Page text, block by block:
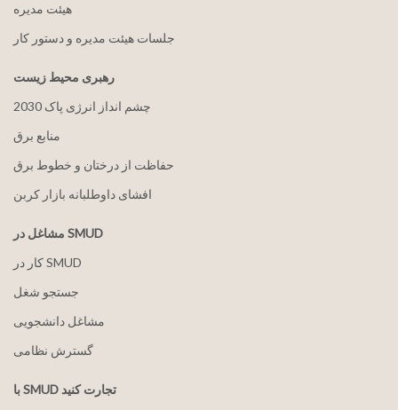
هيئت مدیره
جلسات هیئت مدیره و دستور کار
رهبری محیط زیست
2030 چشم انداز انرژی پاک
منابع برق
حفاظت از درختان و خطوط برق
افشای داوطلبانه بازار کربن
مشاغل در SMUD
کار در SMUD
جستجو شغل
مشاغل دانشجویی
گسترش نظامی
با SMUD تجارت کنید